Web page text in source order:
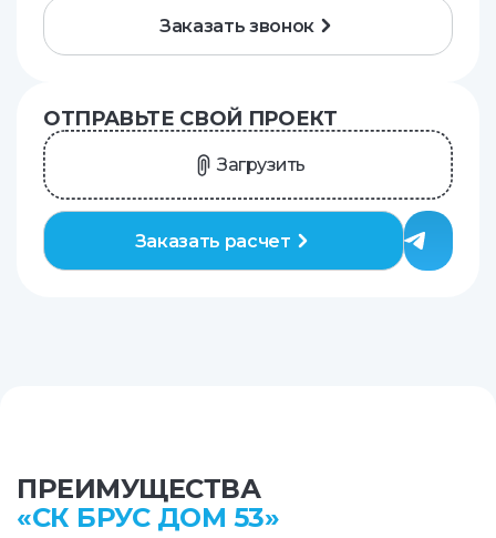
Заказать звонок
ОТПРАВЬТЕ СВОЙ ПРОЕКТ
Загрузить
Заказать расчет
ПРЕИМУЩЕСТВА
«СК БРУС ДОМ 53»